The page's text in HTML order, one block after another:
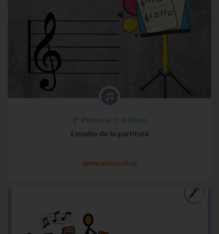
2º Primaria (7-8 años)
Estudio de la partitura
@MariaRRocaRuiz